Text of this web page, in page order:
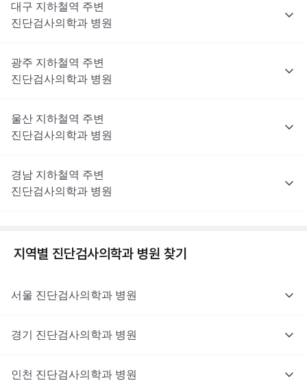
대구 지하철역 주변
진단검사의학과 병원
광주 지하철역 주변
진단검사의학과 병원
울산 지하철역 주변
진단검사의학과 병원
경남 지하철역 주변
진단검사의학과 병원
지역별 진단검사의학과 병원 찾기
서울 진단검사의학과 병원
경기 진단검사의학과 병원
인천 진단검사의학과 병원